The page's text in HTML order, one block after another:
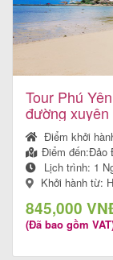
hành
Tin
du
lịch
Tour Phú
đường
Điểm khởi
Điểm đến:Đảo
Lịch trình: 1
Khởi hành từ:
845,000
(Đã bao gồm